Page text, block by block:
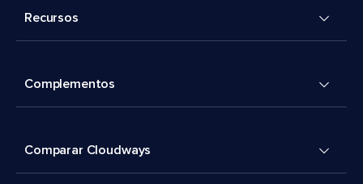
Recursos
Complementos
Comparar Cloudways